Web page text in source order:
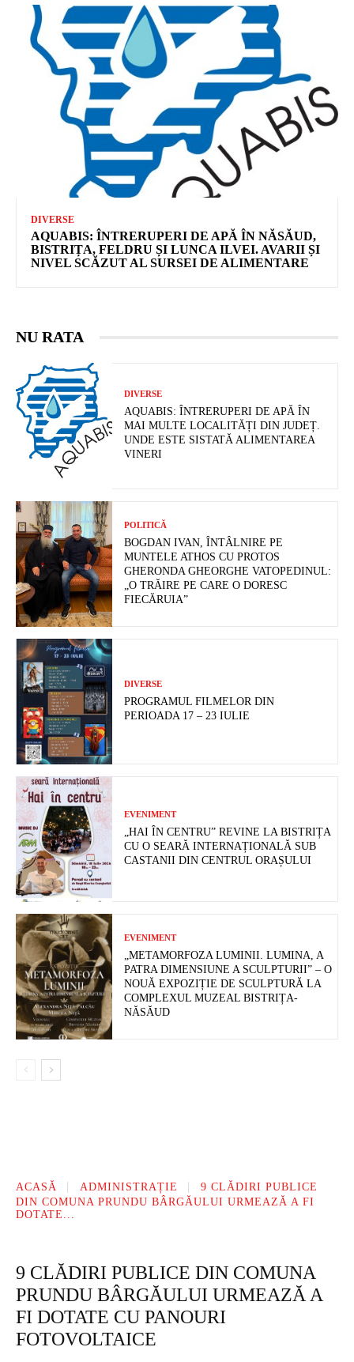
DIVERSE
AQUABIS: ÎNTRERUPERI DE APĂ ÎN NĂSĂUD,
BISTRIȚA, FELDRU ȘI LUNCA ILVEI. AVARII ȘI
NIVEL SCĂZUT AL SURSEI DE ALIMENTARE
NU RATA
DIVERSE
AQUABIS: ÎNTRERUPERI DE APĂ ÎN
MAI MULTE LOCALITĂȚI DIN JUDEȚ.
UNDE ESTE SISTATĂ ALIMENTAREA
VINERI
POLITICĂ
BOGDAN IVAN, ÎNTÂLNIRE PE
MUNTELE ATHOS CU PROTOS
GHERONDA GHEORGHE VATOPEDINUL:
„O TRĂIRE PE CARE O DORESC
FIECĂRUIA”
DIVERSE
PROGRAMUL FILMELOR DIN
PERIOADA 17 – 23 IULIE
EVENIMENT
„HAI ÎN CENTRU” REVINE LA BISTRIȚA
CU O SEARĂ INTERNAȚIONALĂ SUB
CASTANII DIN CENTRUL ORAȘULUI
EVENIMENT
„METAMORFOZA LUMINII. LUMINA, A
PATRA DIMENSIUNE A SCULPTURII” – O
NOUĂ EXPOZIȚIE DE SCULPTURĂ LA
COMPLEXUL MUZEAL BISTRIȚA-
NĂSĂUD